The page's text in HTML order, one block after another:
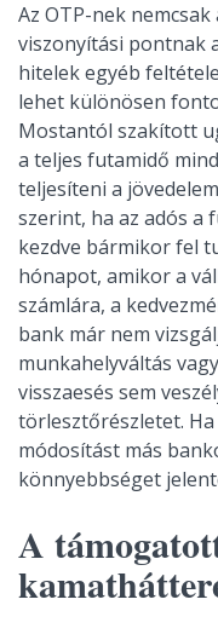
Az OTP-nek
viszonyítási pontnak
hitelek egyéb
lehet különösen
Mostantól szakított
a teljes futamidő
teljesíteni a
szerint, ha az adós a
kezdve bármikor fel
hónapot, amikor a
számlára, a
bank már nem
munkahelyváltás
visszaesés sem
törlesztőrészletet.
módosítást más
könnyebbséget
A